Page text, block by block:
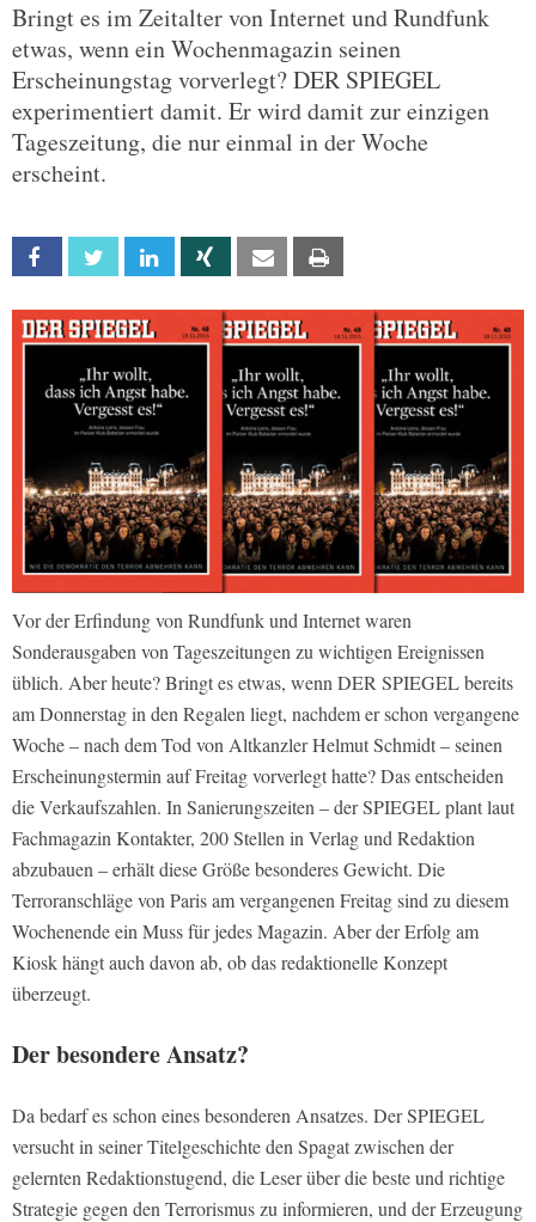
Bringt es im Zeitalter von Internet und Rundfunk
etwas, wenn ein Wochenmagazin seinen
Erscheinungstag vorverlegt? DER SPIEGEL
experimentiert damit. Er wird damit zur einzigen
Tageszeitung, die nur einmal in der Woche
erscheint.
Facebook Twitter Linkedin Xing Email
Vor der Erfindung von Rundfunk und Internet waren
Sonderausgaben von Tageszeitungen zu wichtigen Ereignissen
üblich. Aber heute? Bringt es etwas, wenn DER SPIEGEL bereits
am Donnerstag in den Regalen liegt, nachdem er schon vergangene
Woche – nach dem Tod von Altkanzler Helmut Schmidt – seinen
Erscheinungstermin auf Freitag vorverlegt hatte? Das entscheiden
die Verkaufszahlen. In Sanierungszeiten – der SPIEGEL plant laut
Fachmagazin Kontakter, 200 Stellen in Verlag und Redaktion
abzubauen – erhält diese Größe besonderes Gewicht. Die
Terroranschläge von Paris am vergangenen Freitag sind zu diesem
Wochenende ein Muss für jedes Magazin. Aber der Erfolg am
Kiosk hängt auch davon ab, ob das redaktionelle Konzept
überzeugt.
Der besondere Ansatz?
Da bedarf es schon eines besonderen Ansatzes. Der SPIEGEL
versucht in seiner Titelgeschichte den Spagat zwischen der
gelernten Redaktionstugend, die Leser über die beste und richtige
Strategie gegen den Terrorismus zu informieren, und der Erzeugung